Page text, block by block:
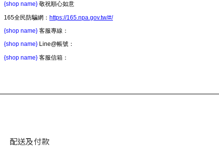
{shop name} 敬祝順心如意
165全民防騙網： https://165.npa.gov.tw/#/
{shop name} 客服專線：
{shop name} Line@帳號：
{shop name} 客服信箱：
配送及付款